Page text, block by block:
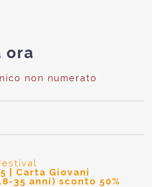
ora
non numerato
| Carta Giovani
35 anni) sconto 50%